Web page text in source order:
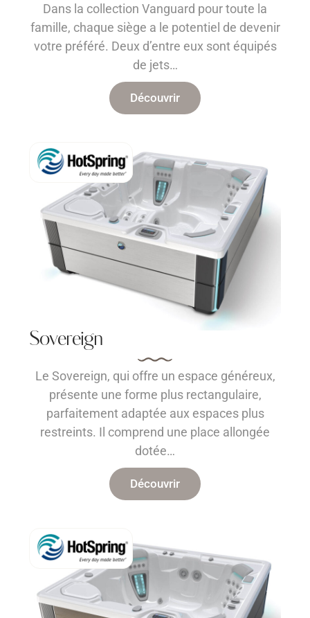
Dans la collection Vanguard pour toute la
famille, chaque siège a le potentiel de devenir
votre préféré. Deux d’entre eux sont équipés
de jets…
Découvrir
Sovereign
Le Sovereign, qui offre un espace généreux,
présente une forme plus rectangulaire,
parfaitement adaptée aux espaces plus
restreints. Il comprend une place allongée
dotée…
Découvrir